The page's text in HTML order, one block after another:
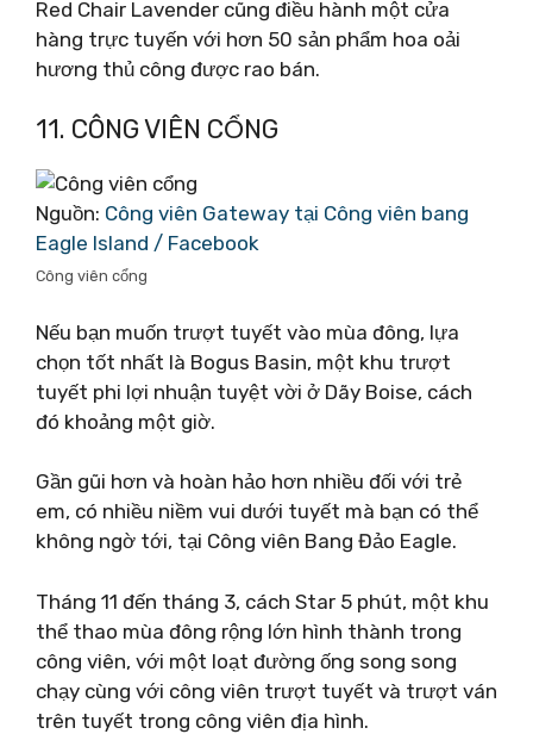
Red Chair Lavender cũng điều hành một cửa
hàng trực tuyến với hơn 50 sản phẩm hoa oải
hương thủ công được rao bán.
11. CÔNG VIÊN CỔNG
Nguồn: Công viên Gateway tại Công viên bang
Eagle Island / Facebook
Công viên cổng
Nếu bạn muốn trượt tuyết vào mùa đông, lựa
chọn tốt nhất là Bogus Basin, một khu trượt
tuyết phi lợi nhuận tuyệt vời ở Dãy Boise, cách
đó khoảng một giờ.
Gần gũi hơn và hoàn hảo hơn nhiều đối với trẻ
em, có nhiều niềm vui dưới tuyết mà bạn có thể
không ngờ tới, tại Công viên Bang Đảo Eagle.
Tháng 11 đến tháng 3, cách Star 5 phút, một khu
thể thao mùa đông rộng lớn hình thành trong
công viên, với một loạt đường ống song song
chạy cùng với công viên trượt tuyết và trượt ván
trên tuyết trong công viên địa hình.